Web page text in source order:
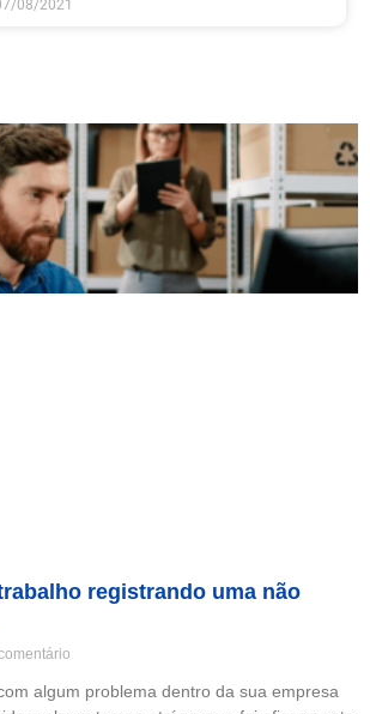
08/2021
registrando uma não
algum problema dentro da sua empresa